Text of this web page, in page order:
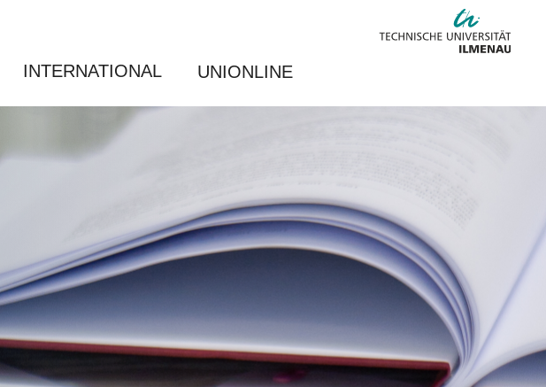
INTERNATIONAL UNIONLINE